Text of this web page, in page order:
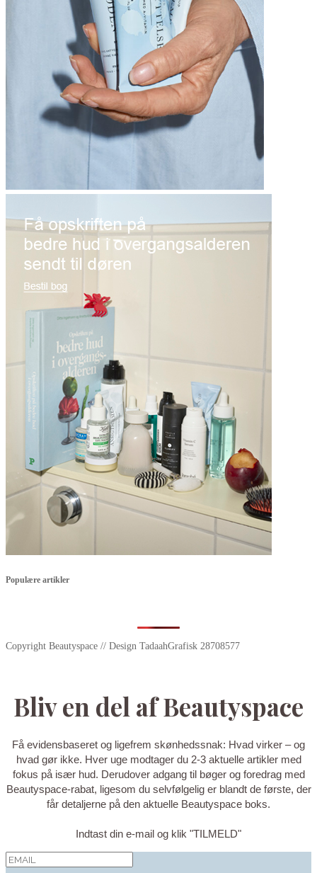
Populære artikler
Copyright Beautyspace // Design TadaahGrafisk 28708577
Bliv en del af Beautyspace
Få evidensbaseret og ligefrem skønhedssnak: Hvad virker – og
hvad gør ikke. Hver uge modtager du 2-3 aktuelle artikler med
fokus på især hud. Derudover adgang til bøger og foredrag med
Beautyspace-rabat, ligesom du selvfølgelig er blandt de første, der
får detaljerne på den aktuelle Beautyspace boks.
Indtast din e-mail og klik "TILMELD"